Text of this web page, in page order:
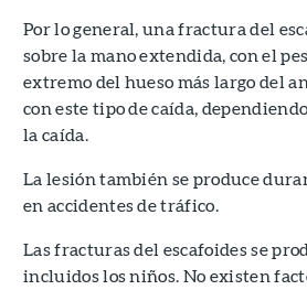
Por lo general, una fractura del
sobre la mano extendida, con el
extremo del hueso más largo del
con este tipo de caída,
la caída.
La lesión también se produce
en accidentes de tráfico.
Las fracturas del escafoides se
incluidos los niños. No existen